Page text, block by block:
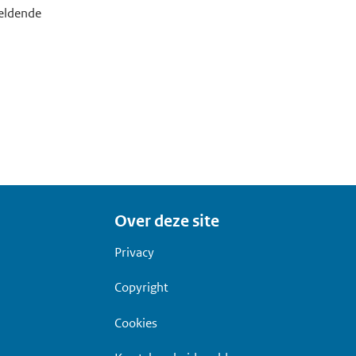
Over deze site
Privacy
Copyright
Cookies